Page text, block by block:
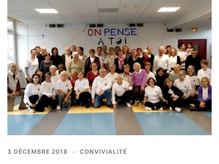
3 DÉCEMBRE 2018 CONVIVIALITÉ